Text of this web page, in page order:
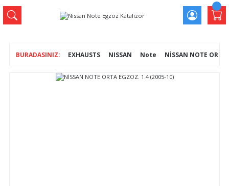
EXHAUSTS NISSAN Note NİSSAN NOTE